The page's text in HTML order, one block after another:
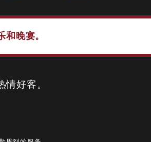
晚宴。
好客。